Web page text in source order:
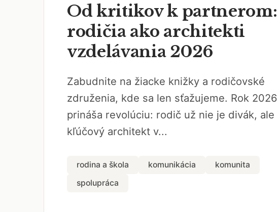
Od kritikov k partnerom:
rodičia ako architekti
vzdelávania 2026
Zabudnite na žiacke knižky a rodičovské
združenia, kde sa len sťažujeme. Rok 2026
prináša revolúciu: rodič už nie je divák, ale
kľúčový architekt v...
rodina a škola komunikácia
komunita
spolupráca